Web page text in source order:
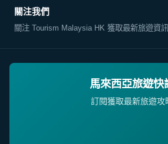
關注我們
關注 Tourism Malaysia HK 獲取最新旅遊資
馬來西亞旅遊快
訂閱獲取最新旅遊攻